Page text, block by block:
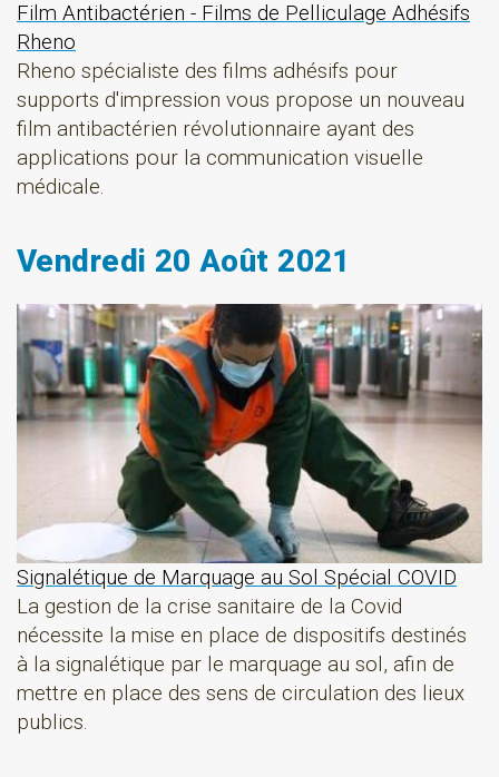
Film Antibactérien - Films de Pelliculage Adhésifs
Rheno
Rheno spécialiste des films adhésifs pour
supports d'impression vous propose un nouveau
film antibactérien révolutionnaire ayant des
applications pour la communication visuelle
médicale.
Vendredi 20 Août 2021
Signalétique de Marquage au Sol Spécial COVID
La gestion de la crise sanitaire de la Covid
nécessite la mise en place de dispositifs destinés
à la signalétique par le marquage au sol, afin de
mettre en place des sens de circulation des lieux
publics.